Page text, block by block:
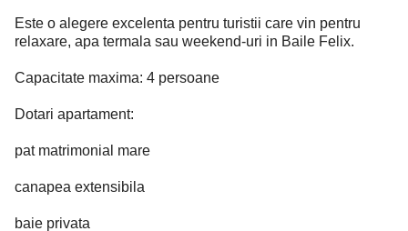
Este o alegere excelenta pentru turistii care vin pentru
relaxare, apa termala sau weekend-uri in Baile Felix.
Capacitate maxima: 4 persoane
Dotari apartament:
pat matrimonial mare
canapea extensibila
baie privata